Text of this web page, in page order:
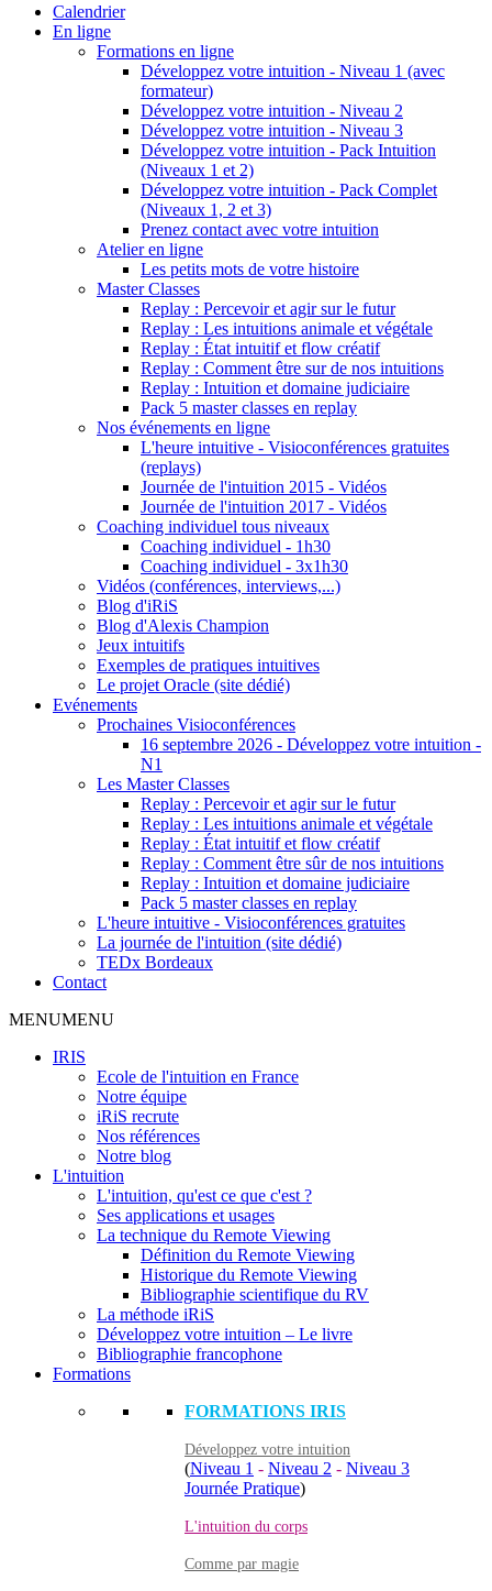
Calendrier
En ligne
Formations en ligne
Développez votre intuition - Niveau 1 (avec
formateur)
Développez votre intuition - Niveau 2
Développez votre intuition - Niveau 3
Développez votre intuition - Pack Intuition
(Niveaux 1 et 2)
Développez votre intuition - Pack Complet
(Niveaux 1, 2 et 3)
Prenez contact avec votre intuition
Atelier en ligne
Les petits mots de votre histoire
Master Classes
Replay : Percevoir et agir sur le futur
Replay : Les intuitions animale et végétale
Replay : État intuitif et flow créatif
Replay : Comment être sur de nos intuitions
Replay : Intuition et domaine judiciaire
Pack 5 master classes en replay
Nos événements en ligne
L'heure intuitive - Visioconférences gratuites
(replays)
Journée de l'intuition 2015 - Vidéos
Journée de l'intuition 2017 - Vidéos
Coaching individuel tous niveaux
Coaching individuel - 1h30
Coaching individuel - 3x1h30
Vidéos (conférences, interviews,...)
Blog d'iRiS
Blog d'Alexis Champion
Jeux intuitifs
Exemples de pratiques intuitives
Le projet Oracle (site dédié)
Evénements
Prochaines Visioconférences
16 septembre 2026 - Développez votre intuition -
N1
Les Master Classes
Replay : Percevoir et agir sur le futur
Replay : Les intuitions animale et végétale
Replay : État intuitif et flow créatif
Replay : Comment être sûr de nos intuitions
Replay : Intuition et domaine judiciaire
Pack 5 master classes en replay
L'heure intuitive - Visioconférences gratuites
La journée de l'intuition (site dédié)
TEDx Bordeaux
Contact
MENUMENU
IRIS
Ecole de l'intuition en France
Notre équipe
iRiS recrute
Nos références
Notre blog
L'intuition
L'intuition, qu'est ce que c'est ?
Ses applications et usages
La technique du Remote Viewing
Définition du Remote Viewing
Historique du Remote Viewing
Bibliographie scientifique du RV
La méthode iRiS
Développez votre intuition – Le livre
Bibliographie francophone
Formations
FORMATIONS IRIS
Développez votre intuition
(Niveau 1 - Niveau 2 - Niveau 3
Journée Pratique)
L'intuition du corps
Comme par magie